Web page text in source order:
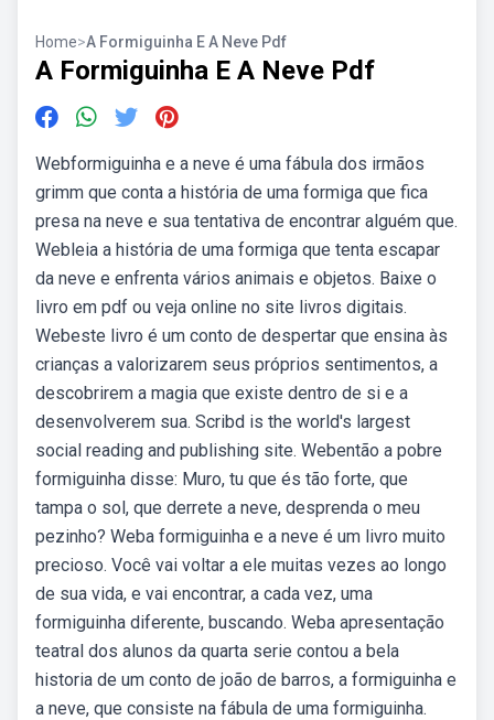
Home>A Formiguinha E A Neve Pdf
A Formiguinha E A Neve Pdf
Webformiguinha e a neve é uma fábula dos irmãos
grimm que conta a história de uma formiga que fica
presa na neve e sua tentativa de encontrar alguém que.
Webleia a história de uma formiga que tenta escapar
da neve e enfrenta vários animais e objetos. Baixe o
livro em pdf ou veja online no site livros digitais.
Webeste livro é um conto de despertar que ensina às
crianças a valorizarem seus próprios sentimentos, a
descobrirem a magia que existe dentro de si e a
desenvolverem sua. Scribd is the world's largest
social reading and publishing site. Webentão a pobre
formiguinha disse: Muro, tu que és tão forte, que
tampa o sol, que derrete a neve, desprenda o meu
pezinho? Weba formiguinha e a neve é um livro muito
precioso. Você vai voltar a ele muitas vezes ao longo
de sua vida, e vai encontrar, a cada vez, uma
formiguinha diferente, buscando. Weba apresentação
teatral dos alunos da quarta serie contou a bela
historia de um conto de joão de barros, a formiguinha e
a neve, que consiste na fábula de uma formiguinha.